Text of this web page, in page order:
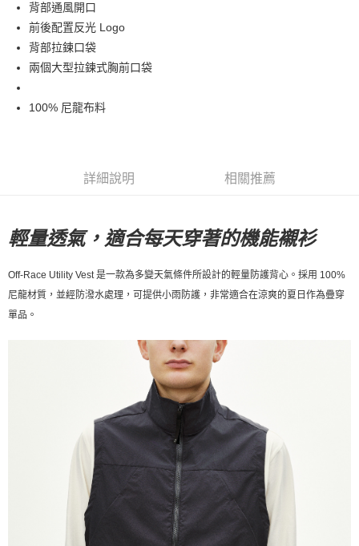
每筆NT$80，滿NT$10,000(含以上)免運費
付款後全家取貨
每筆NT$80，滿NT$10,000(含以上)免運費
7-11店到店
每筆NT$80，滿NT$10,000(含以上)免運費
背部通風開口
前後配置反光 Logo
背部拉鍊口袋
兩個大型拉鍊式胸前口袋
100% 尼龍布料
詳細說明 相關推薦
輕量透氣，適合每天穿著的機能襯衫
Off-Race Utility Vest 是一款為多變天氣條件所設計的輕量防護背心。採用 100%
尼龍材質，並經防潑水處理，可提供小雨防護，非常適合在涼爽的夏日作為疊穿
單品。